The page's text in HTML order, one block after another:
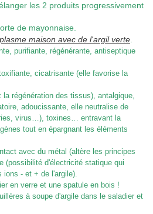
les 2 produits progressivement
de mayonnaise.
maison avec de l'argil verte.
purifiante, régénérante, antiseptique
cicatrisante (elle favorise la
régénération des tissus), antalgique,
adoucissante, elle neutralise de
virus…), toxines… entravant la
tout en épargnant les éléments
avec du métal (altère les principes
(possibilité d'électricité statique qui
ions - et + de l'argile).
en verre et une spatule en bois !
à soupe d'argile dans le saladier et